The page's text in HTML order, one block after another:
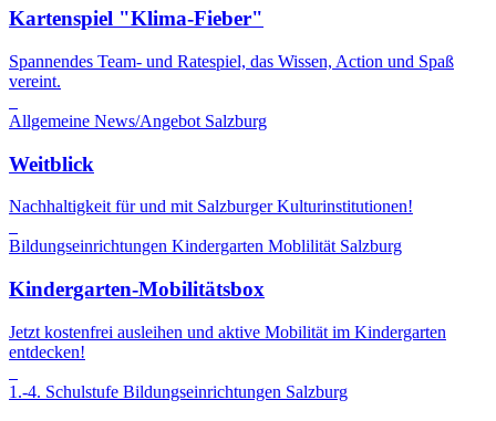
Kartenspiel "Klima-Fieber"
Spannendes Team- und Ratespiel, das Wissen, Action und Spaß
vereint.
Allgemeine News/Angebot Salzburg
Weitblick
Nachhaltigkeit für und mit Salzburger Kulturinstitutionen!
Bildungseinrichtungen Kindergarten Moblilität Salzburg
Kindergarten-Mobilitätsbox
Jetzt kostenfrei ausleihen und aktive Mobilität im Kindergarten
entdecken!
1.-4. Schulstufe Bildungseinrichtungen Salzburg